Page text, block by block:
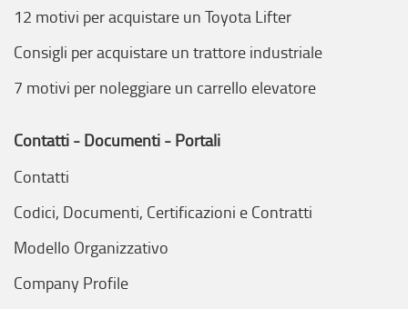
12 motivi per acquistare un Toyota Lifter
Consigli per acquistare un trattore industriale
7 motivi per noleggiare un carrello elevatore
Contatti - Documenti - Portali
Contatti
Codici, Documenti, Certificazioni e Contratti
Modello Organizzativo
Company Profile